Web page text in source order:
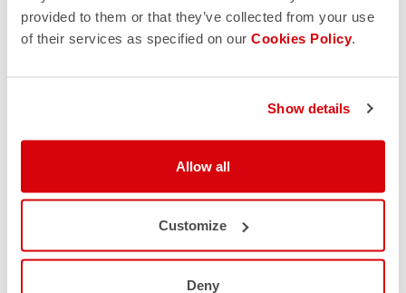
provided to them or that they’ve collected from your use
of their services as specified on our Cookies Policy.
Show details
Allow all
Customize
Deny